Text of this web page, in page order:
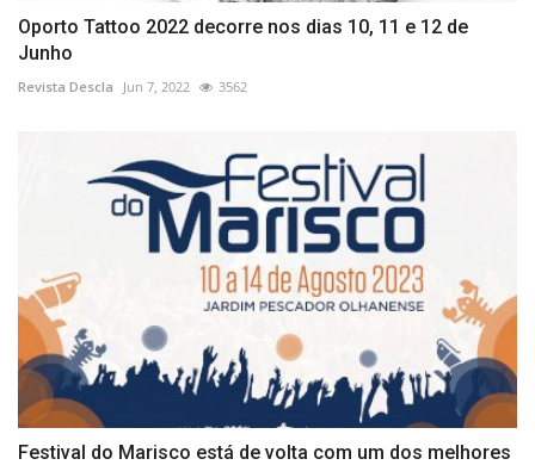
Oporto Tattoo 2022 decorre nos dias 10, 11 e 12 de
Junho
Revista Descla Jun 7, 2022 3562
Festival do Marisco está de volta com um dos melhores